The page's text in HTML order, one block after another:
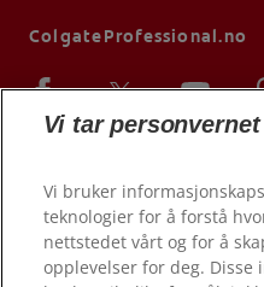
ColgateProfessional.no
Vi tar
Vi bruker
teknologier for å forstå
nettstedet vårt og for å
opplevelser for deg. Disse